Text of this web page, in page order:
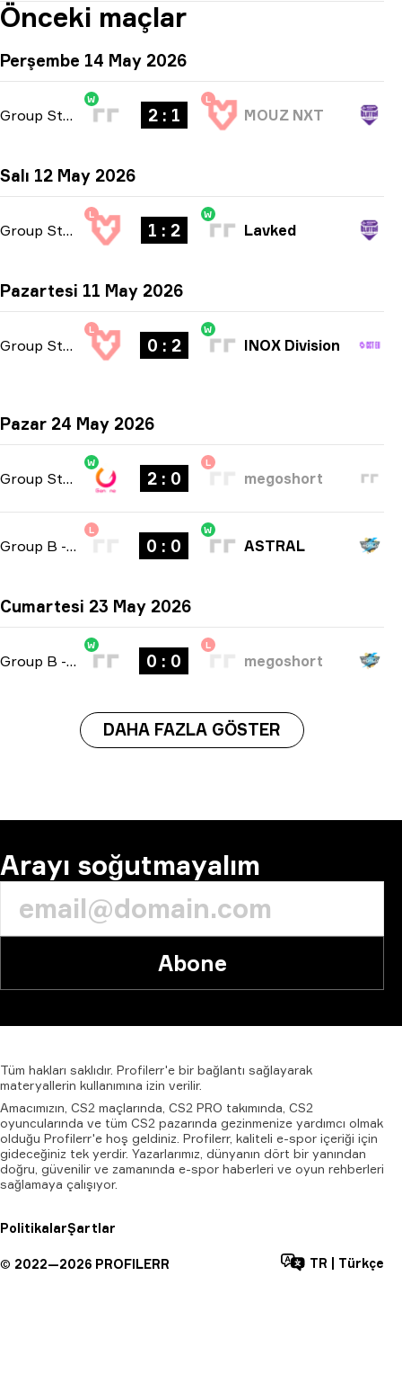
Önceki maçlar
Perşembe 14 May 2026
Group Stage -bo3
W
2 : 1
L
MOUZ NXT
Salı 12 May 2026
Group Stage -bo3
L
1 : 2
W
Lavked
Pazartesi 11 May 2026
Group Stage -bo3
L
0 : 2
W
INOX Division
Pazar 24 May 2026
Group Stage -bo3
W
2 : 0
L
megoshort
Group B - bo3
L
0 : 0
W
ASTRAL
Cumartesi 23 May 2026
Group B - bo3
W
0 : 0
L
megoshort
DAHA FAZLA GÖSTER
Arayı soğutmayalım
Abone
Tüm hakları saklıdır. Profilerr'e bir bağlantı sağlayarak
materyallerin kullanımına izin verilir.
Amacımızın, CS2 maçlarında, CS2 PRO takımında, CS2
oyuncularında ve tüm CS2 pazarında gezinmenize yardımcı olmak
olduğu Profilerr'e hoş geldiniz. Profilerr, kaliteli e-spor içeriği için
gideceğiniz tek yerdir. Yazarlarımız, dünyanın dört bir yanından
doğru, güvenilir ve zamanında e-spor haberleri ve oyun rehberleri
sağlamaya çalışıyor.
PolitikalarŞartlar
© 2022—2026 PROFILERR TR Türkçe